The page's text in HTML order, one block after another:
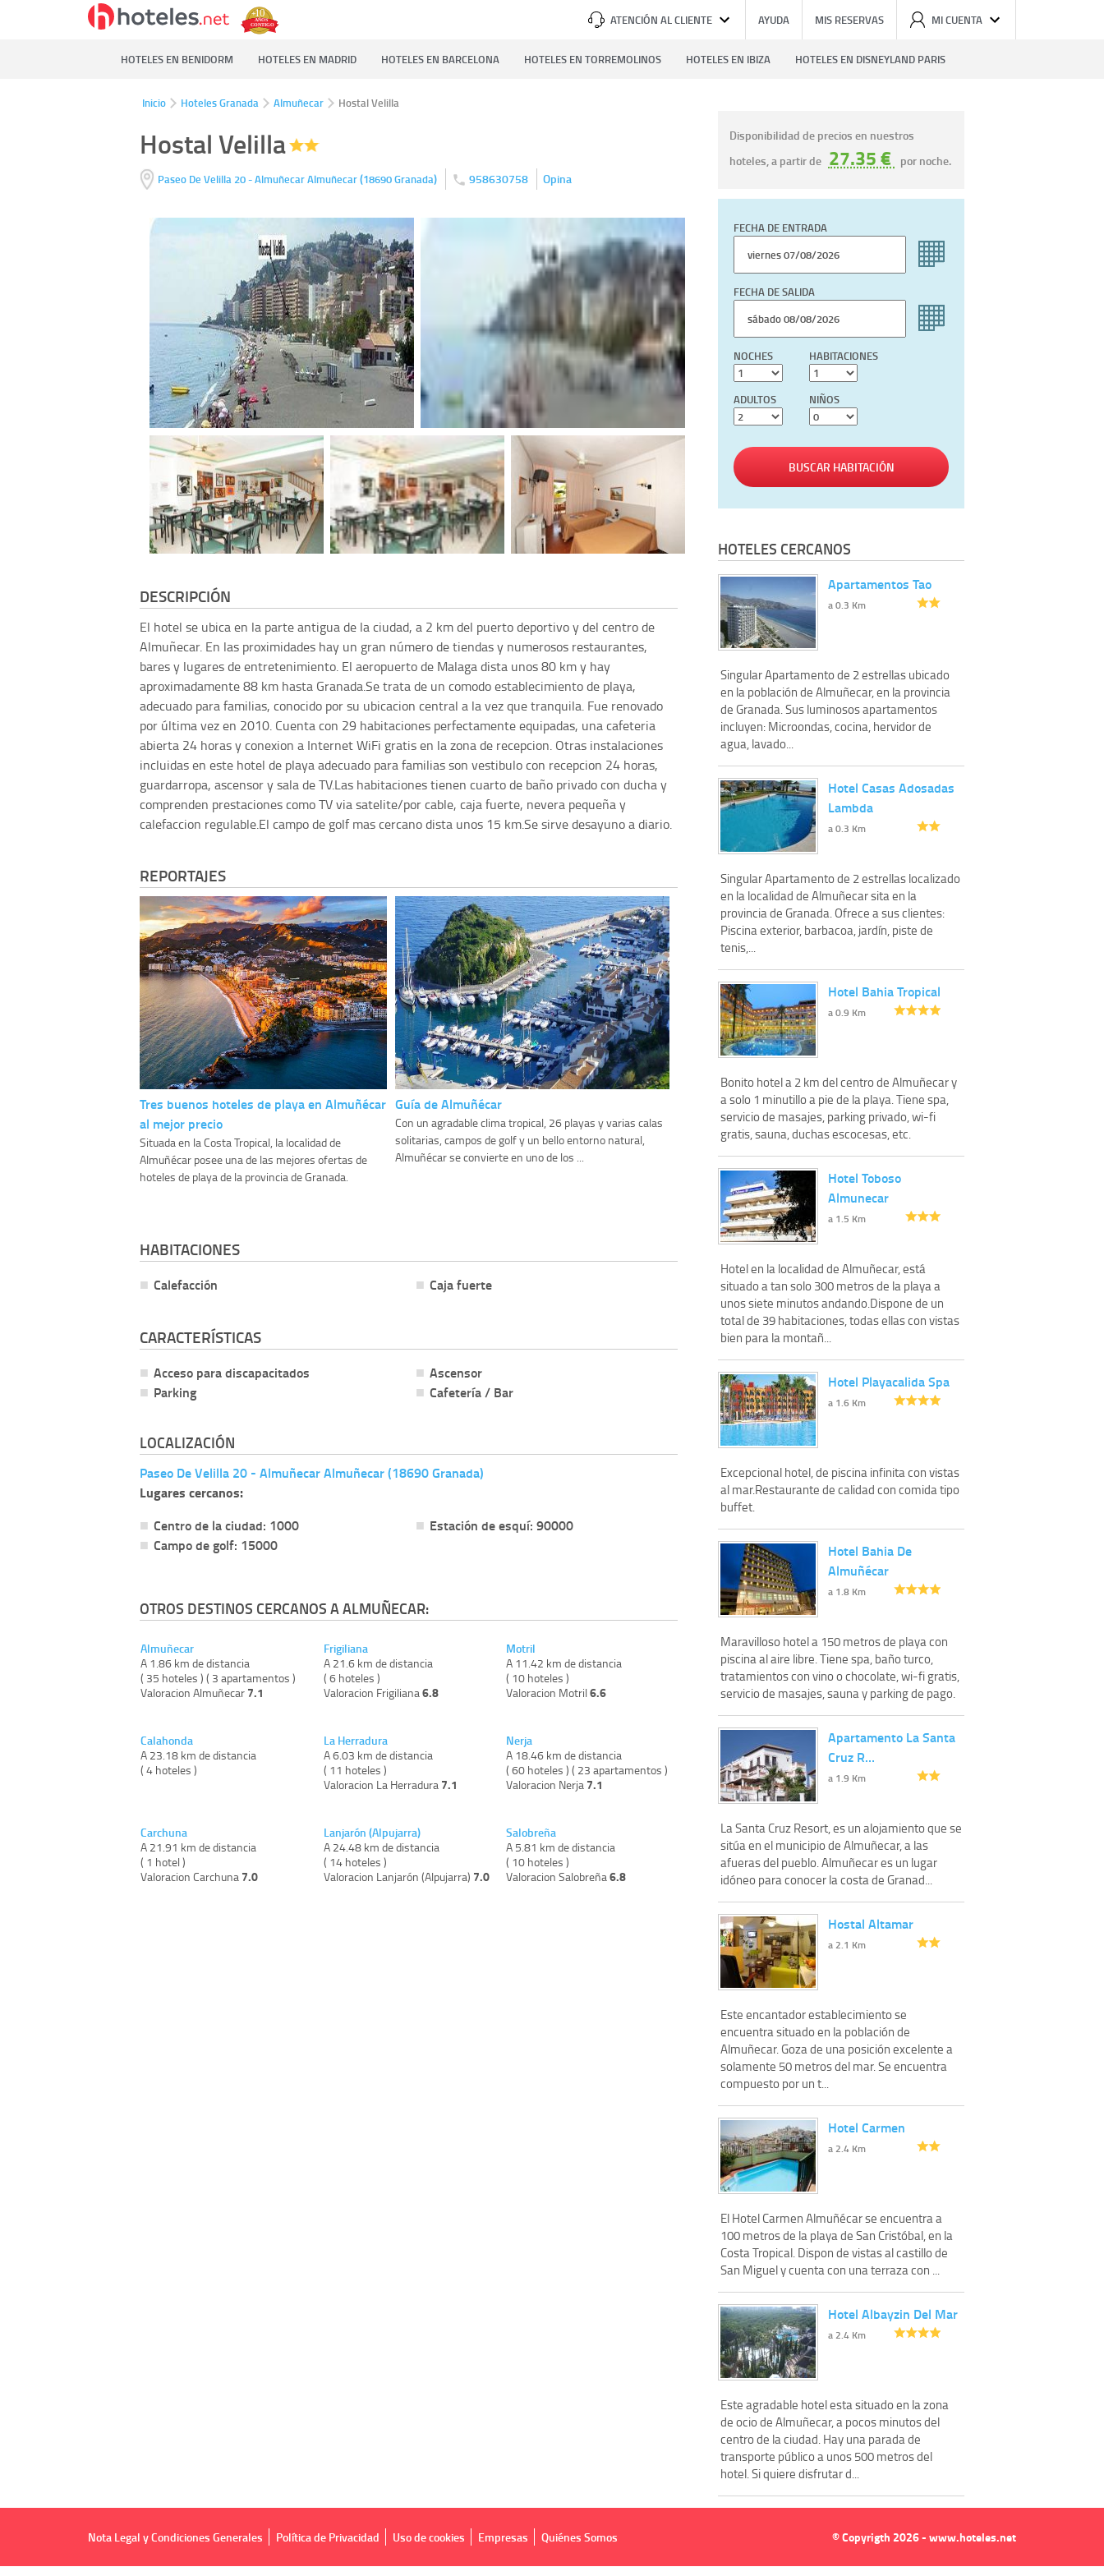
ATENCIÓN AL CLIENTE AYUDA MIS RESERVAS MI CUENTA
HOTELES EN BENIDORM HOTELES EN MADRID HOTELES EN BARCELONA HOTELES EN TORREMOLINOS HOTELES EN IBIZA HOTELES EN DISNEYLAND PARIS
Inicio Hoteles Granada Almuñecar Hostal Velilla
Hostal Velilla
Paseo De Velilla 20 - AlmuñecarAlmuñecar(18690Granada) 958630758 Opina
DESCRIPCIÓN
El hotel se ubica en la parte antigua de la ciudad, a 2 km del puerto deportivo y del centro de
Almuñecar. En las proximidades hay un gran número de tiendas y numerosos restaurantes,
bares y lugares de entretenimiento. El aeropuerto de Malaga dista unos 80 km y hay
aproximadamente 88 km hasta Granada.Se trata de un comodo establecimiento de playa,
adecuado para familias, conocido por su ubicacion central a la vez que tranquila. Fue renovado
por última vez en 2010. Cuenta con 29 habitaciones perfectamente equipadas, una cafeteria
abierta 24 horas y conexion a Internet WiFi gratis en la zona de recepcion. Otras instalaciones
incluidas en este hotel de playa adecuado para familias son vestibulo con recepcion 24 horas,
guardarropa, ascensor y sala de TV.Las habitaciones tienen cuarto de baño privado con ducha y
comprenden prestaciones como TV via satelite/por cable, caja fuerte, nevera pequeña y
calefaccion regulable.El campo de golf mas cercano dista unos 15 km.Se sirve desayuno a diario.
REPORTAJES
Tres buenos hoteles de playa en Almuñécar
al mejor precio
Situada en la Costa Tropical, la localidad de
Almuñécar posee una de las mejores ofertas de
hoteles de playa de la provincia de Granada.
Guía de Almuñécar
Con un agradable clima tropical, 26 playas y varias calas
solitarias, campos de golf y un bello entorno natural,
Almuñécar se convierte en uno de los ...
HABITACIONES
Calefacción Caja fuerte
CARACTERÍSTICAS
Acceso para discapacitados
Parking
Ascensor
Cafetería / Bar
LOCALIZACIÓN
Paseo De Velilla 20 - Almuñecar Almuñecar (18690 Granada)
Lugares cercanos:
Centro de la ciudad: 1000
Campo de golf: 15000
Estación de esquí: 90000
OTROS DESTINOS CERCANOS A ALMUÑECAR:
Almuñecar
A 1.86 km de distancia
( 35 hoteles ) ( 3 apartamentos )
Valoracion Almuñecar 7.1
Calahonda
A 23.18 km de distancia
( 4 hoteles )
Carchuna
A 21.91 km de distancia
( 1 hotel )
Valoracion Carchuna 7.0
Frigiliana
A 21.6 km de distancia
( 6 hoteles )
Valoracion Frigiliana 6.8
La Herradura
A 6.03 km de distancia
( 11 hoteles )
Valoracion La Herradura 7.1
Lanjarón (Alpujarra)
A 24.48 km de distancia
( 14 hoteles )
Valoracion Lanjarón (Alpujarra) 7.0
Motril
A 11.42 km de distancia
( 10 hoteles )
Valoracion Motril6.6
Nerja
A 18.46 km de distancia
( 60 hoteles ) ( 23 apartamentos )
Valoracion Nerja 7.1
Salobreña
A 5.81 km de distancia
( 10 hoteles )
Valoracion Salobreña6.8
Disponibilidad de precios en nuestros
hoteles, a partir de 27.35 € por noche.
FECHA DE ENTRADA
FECHA DE SALIDA
NOCHES HABITACIONES
ADULTOS NIÑOS
BUSCAR HABITACIÓN
HOTELES CERCANOS
Apartamentos Tao
a 0.3 Km
Singular Apartamento de 2 estrellas ubicado
en la población de Almuñecar, en la provincia
de Granada. Sus luminosos apartamentos
incluyen: Microondas, cocina, hervidor de
agua, lavado...
Hotel Casas Adosadas
Lambda
a 0.3 Km
Singular Apartamento de 2 estrellas localizado
en la localidad de Almuñecar sita en la
provincia de Granada. Ofrece a sus clientes:
Piscina exterior, barbacoa, jardín, piste de
tenis,...
Hotel Bahia Tropical
a 0.9 Km
Bonito hotel a 2 km del centro de Almuñecar y
a solo 1 minutillo a pie de la playa. Tiene spa,
servicio de masajes, parking privado, wi-fi
gratis, sauna, duchas escocesas, etc.
Hotel Toboso
Almunecar
a 1.5 Km
Hotel en la localidad de Almuñecar, está
situado a tan solo 300 metros de la playa a
unos siete minutos andando.Dispone de un
total de 39 habitaciones, todas ellas con vistas
bien para la montañ...
Hotel Playacalida Spa
a 1.6 Km
Excepcional hotel, de piscina infinita con vistas
al mar.Restaurante de calidad con comida tipo
buffet.
Hotel Bahia De
Almuñécar
a 1.8 Km
Maravilloso hotel a 150 metros de playa con
piscina al aire libre. Tiene spa, baño turco,
tratamientos con vino o chocolate, wi-fi gratis,
servicio de masajes, sauna y parking de pago.
Apartamento La Santa
Cruz R…
a 1.9 Km
La Santa Cruz Resort, es un alojamiento que se
sitúa en el municipio de Almuñecar, a las
afueras del pueblo. Almuñecar es un lugar
idóneo para conocer la costa de Granad...
Hostal Altamar
a 2.1 Km
Este encantador establecimiento se
encuentra situado en la población de
Almuñecar. Goza de una posición excelente a
solamente 50 metros del mar. Se encuentra
compuesto por un t...
Hotel Carmen
a 2.4 Km
El Hotel Carmen Almuñécar se encuentra a
100 metros de la playa de San Cristóbal, en la
Costa Tropical. Dispon de vistas al castillo de
San Miguel y cuenta con una terraza con ...
Hotel Albayzin Del Mar
a 2.4 Km
Este agradable hotel esta situado en la zona
de ocio de Almuñecar, a pocos minutos del
centro de la ciudad. Hay una parada de
transporte público a unos 500 metros del
hotel. Si quiere disfrutar d...
Nota Legal y Condiciones Generales Política de Privacidad Uso de cookies Empresas Quiénes Somos © Copyrigth 2026 - www.hoteles.net